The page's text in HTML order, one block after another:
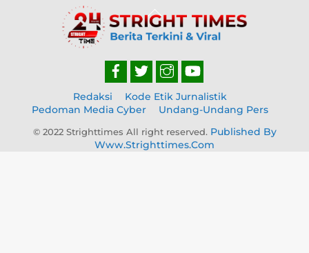
Back
To
Top
Redaksi
Kode Etik Jurnalistik
Pedoman Media Cyber
Undang-Undang Pers
© 2022 Strighttimes All right reserved. Published By
Www.strighttimes.com